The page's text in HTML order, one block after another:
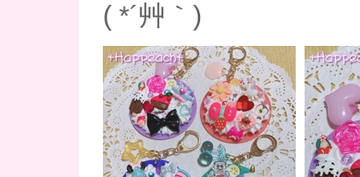
( *´艸｀)